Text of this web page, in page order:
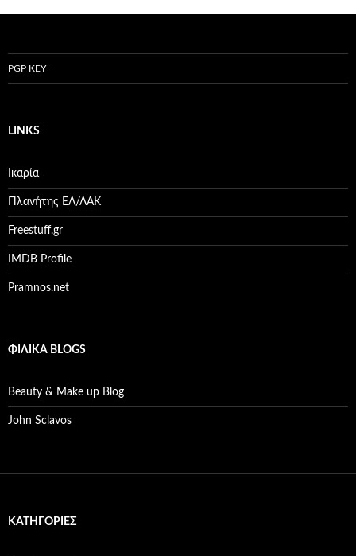
PGP KEY
LINKS
Ικαρία
Πλανήτης ΕΛ/ΛΑΚ
Freestuff.gr
IMDB Profile
Pramnos.net
ΦΙΛΙΚΆ BLOGS
Beauty & Make up Blog
John Sclavos
KΑΤΗΓΟΡΊΕΣ